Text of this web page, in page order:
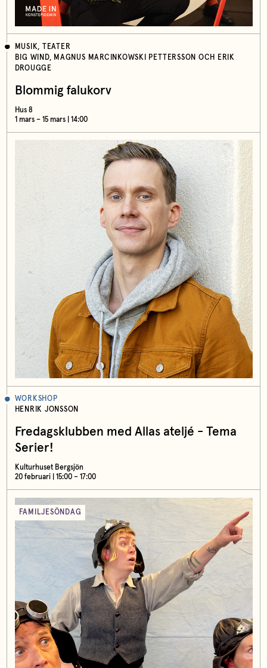
MUSIK, TEATER
BIG WIND, MAGNUS MARCINKOWSKI PETTERSSON OCH ERIK
DROUGGE
Blommig falukorv
Hus 8
1 mars – 15 mars | 14:00
WORKSHOP
HENRIK JONSSON
Fredagsklubben med Allas ateljé - Tema
Serier!
Kulturhuset Bergsjön
20 februari | 15:00 – 17:00
FAMILJESÖNDAG